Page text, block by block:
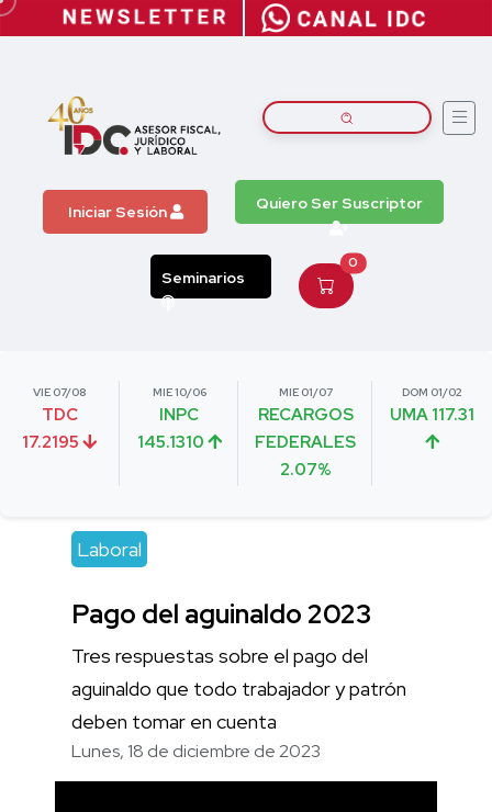
Iniciar Sesión Quiero Ser Suscriptor
Seminarios
0
VIE 07/08
TDC
17.2195
MIE 10/06
INPC
145.1310
MIE 01/07
RECARGOS
FEDERALES
2.07%
DOM 01/02
UMA 117.31
Laboral
Pago del aguinaldo 2023
Tres respuestas sobre el pago del
aguinaldo que todo trabajador y patrón
deben tomar en cuenta
Lunes, 18 de diciembre de 2023